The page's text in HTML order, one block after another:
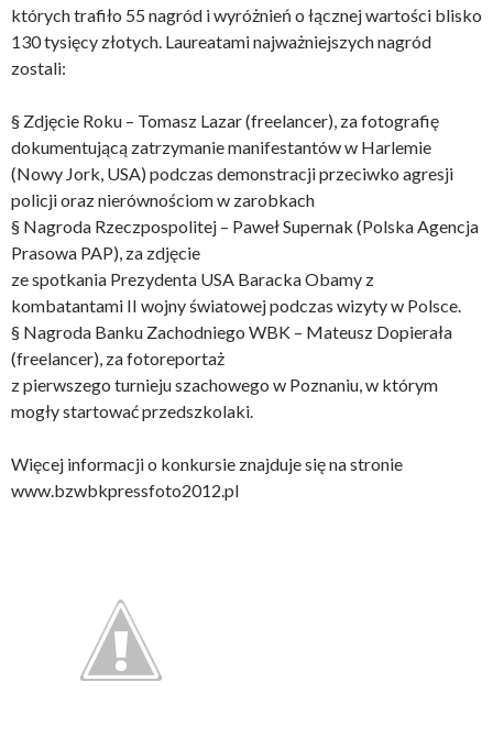
których trafiło 55 nagród i wyróżnień o łącznej wartości blisko
130 tysięcy złotych. Laureatami najważniejszych nagród
zostali:
§ Zdjęcie Roku – Tomasz Lazar (freelancer), za fotografię
dokumentującą zatrzymanie manifestantów w Harlemie
(Nowy Jork, USA) podczas demonstracji przeciwko agresji
policji oraz nierównościom w zarobkach
§ Nagroda Rzeczpospolitej – Paweł Supernak (Polska Agencja
Prasowa PAP), za zdjęcie
ze spotkania Prezydenta USA Baracka Obamy z
kombatantami II wojny światowej podczas wizyty w Polsce.
§ Nagroda Banku Zachodniego WBK – Mateusz Dopierała
(freelancer), za fotoreportaż
z pierwszego turnieju szachowego w Poznaniu, w którym
mogły startować przedszkolaki.
Więcej informacji o konkursie znajduje się na stronie
www.bzwbkpressfoto2012.pl